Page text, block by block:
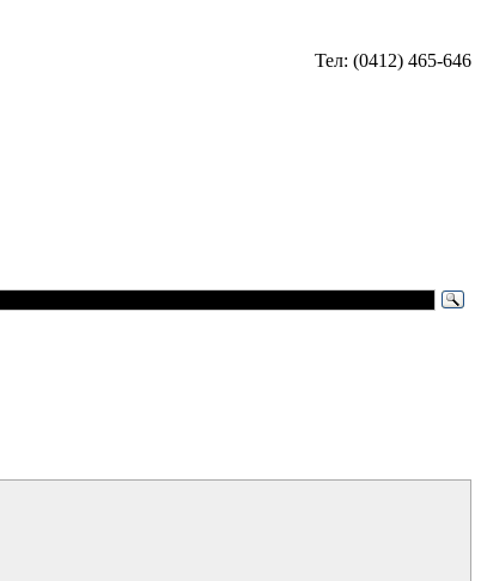
Тел: (0412) 465-646